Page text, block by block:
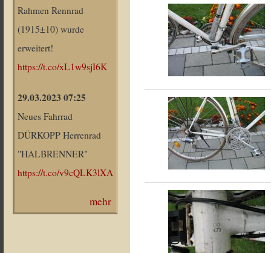
Rahmen Rennrad
(1915±10) wurde
erweitert!
https://t.co/xL1w9sjI6K
29.03.2023 07:25
Neues Fahrrad
DÜRKOPP Herrenrad
"HALBRENNER"
https://t.co/v9cQLK3lXA
mehr